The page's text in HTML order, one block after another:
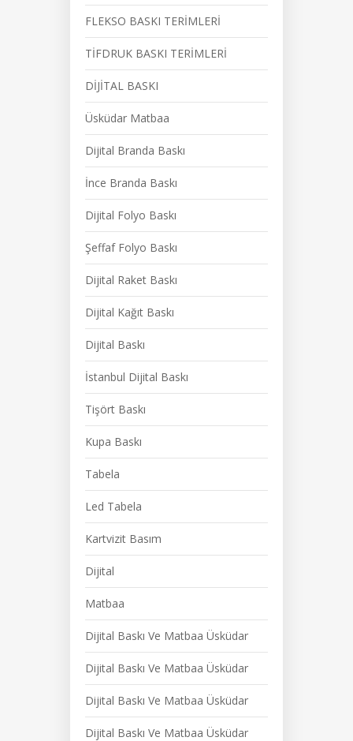
FLEKSO BASKI TERİMLERİ
TİFDRUK BASKI TERİMLERİ
DİJİTAL BASKI
Üsküdar Matbaa
Dijital Branda Baskı
İnce Branda Baskı
Dijital Folyo Baskı
Şeffaf Folyo Baskı
Dijital Raket Baskı
Dijital Kağıt Baskı
Dijital Baskı
İstanbul Dijital Baskı
Tişört Baskı
Kupa Baskı
Tabela
Led Tabela
Kartvizit Basım
Dijital
Matbaa
Dijital Baskı Ve Matbaa Üsküdar
Dijital Baskı Ve Matbaa Üsküdar
Dijital Baskı Ve Matbaa Üsküdar
Dijital Baskı Ve Matbaa Üsküdar